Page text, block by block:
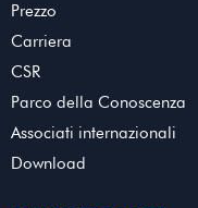
Prezzo
Carriera
CSR
Parco della Conoscenza
Associati internazionali
Download